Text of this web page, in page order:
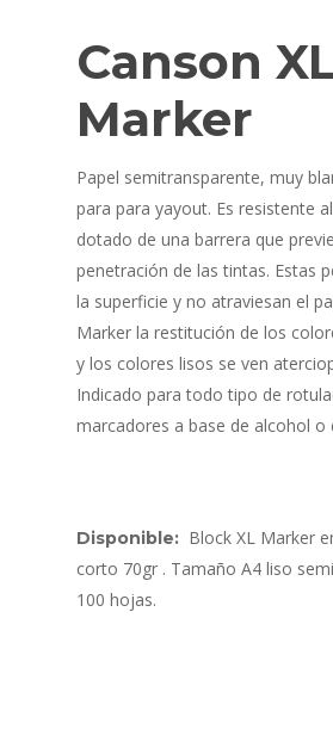
Canson
Marker
Papel semitransparente, muy
para para yayout. Es resistente
dotado de una barrera que
penetración de las tintas. Estas
la superficie y no atraviesan el
Marker la restitución de los
y los colores lisos se ven
Indicado para todo tipo de
marcadores a base de alcohol o
Disponible: Block XL Marker
corto 70gr . Tamaño A4 liso
100 hojas.